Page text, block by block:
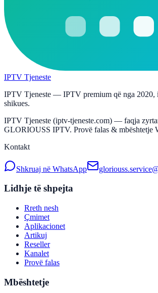
IPTV Tjeneste
IPTV Tjeneste — IPTV premium që nga 2020,
shikues.
IPTV Tjeneste (iptv-tjeneste.com) — faqja
GLORIOUSS IPTV. Provë falas & mbështetje
Kontakt
Shkruaj në WhatsApp
Lidhje të shpejta
Rreth nesh
Çmimet
Aplikacionet
Artikuj
Reseller
Kanalet
Provë falas
Mbështetje